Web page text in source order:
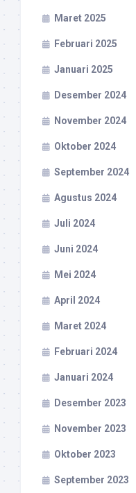
Maret 2025
Februari 2025
Januari 2025
Desember 2024
November 2024
Oktober 2024
September 2024
Agustus 2024
Juli 2024
Juni 2024
Mei 2024
April 2024
Maret 2024
Februari 2024
Januari 2024
Desember 2023
November 2023
Oktober 2023
September 2023